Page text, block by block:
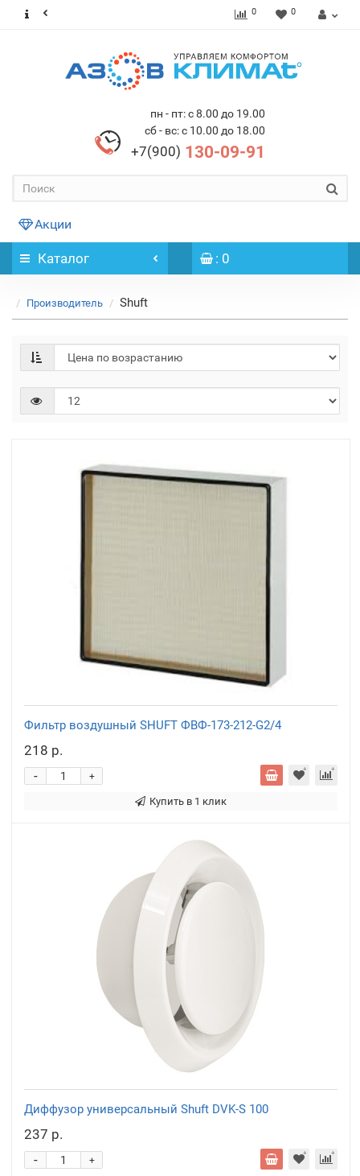
0 0
пн - пт: с 8.00 до 19.00
сб - вс: с 10.00 до 18.00
+7(900) 130-09-91
Акции
Каталог : 0
Производитель Shuft
Фильтр воздушный SHUFT ФВФ-173-212-G2/4
218 р.
+
-
Купить в 1 клик
Диффузор универсальный Shuft DVK-S 100
237 р.
+
-